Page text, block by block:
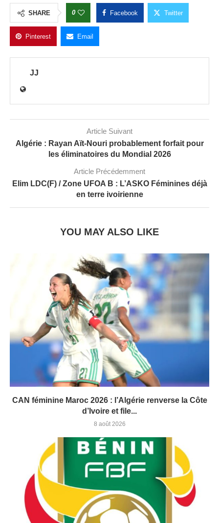
SHARE 0 Facebook Twitter
Pinterest Email
JJ
Article Suivant
Algérie : Rayan Aït-Nouri probablement forfait pour
les éliminatoires du Mondial 2026
Article Précédemment
Elim LDC(F) / Zone UFOA B : L’ASKO Féminines déjà
en terre ivoirienne
YOU MAY ALSO LIKE
CAN féminine Maroc 2026 : l’Algérie renverse la Côte
d’Ivoire et file...
8 août 2026